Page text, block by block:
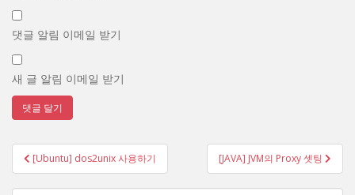
댓글 알림 이메일 받기
새 글 알림 이메일 받기
글
탐
[Ubuntu] dos2unix 사용하기 [JAVA] JVM의 Proxy 셋팅